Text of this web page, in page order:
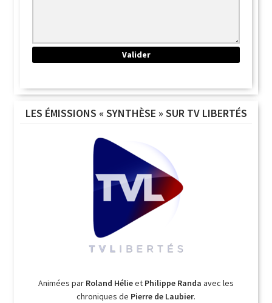
LES ÉMISSIONS « SYNTHÈSE » SUR TV LIBERTÉS
Animées par Roland Hélieet Philippe Randa avec les
chroniques de Pierre de Laubier.